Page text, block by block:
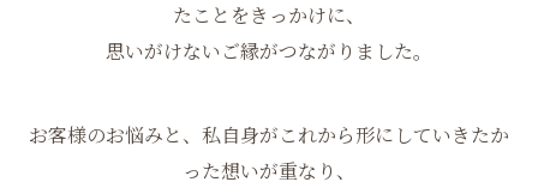
たことをきっかけに、
思いがけないご縁がつながりました。
お客様のお悩みと、私自身がこれから形にしていきたか
った想いが重なり、